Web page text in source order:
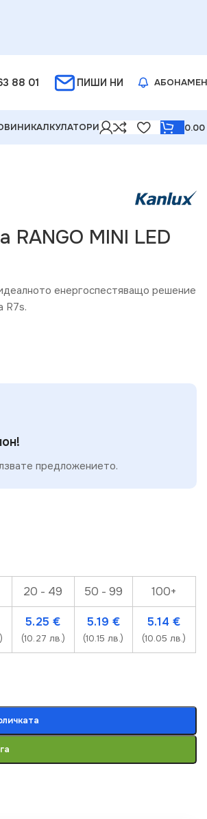
88 01 ПИШИ НИ
КАЛКУЛАТОРИ 0.00
MINI LED
енергоспестяващо решение
R7s.
предложението.
20 - 49 50 - 99 100+
5.25€
(10.27 лв.)
5.19 €
(10.15 лв.)
5.14€
(10.05 лв.)